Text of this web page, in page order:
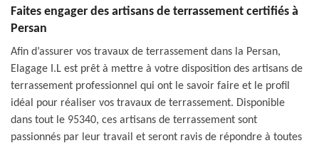
Faites engager des artisans de terrassement certifiés à
Persan
Afin d’assurer vos travaux de terrassement dans la Persan,
Elagage I.L est prêt à mettre à votre disposition des artisans de
terrassement professionnel qui ont le savoir faire et le profil
idéal pour réaliser vos travaux de terrassement. Disponible
dans tout le 95340, ces artisans de terrassement sont
passionnés par leur travail et seront ravis de répondre à toutes